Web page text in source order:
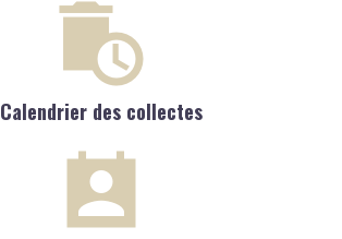
Calendrier des collectes